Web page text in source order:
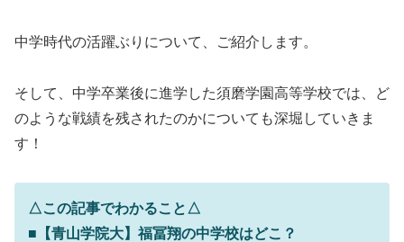
中学時代の活躍ぶりについて、ご紹介します。
そして、中学卒業後に進学した須磨学園高等学校では、ど
のような戦績を残されたのかについても深堀していきま
す！
△この記事でわかること△
■【青山学院大】福冨翔の中学校はどこ？